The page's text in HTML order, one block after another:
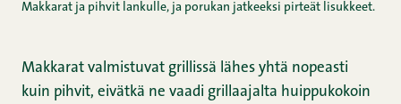
Makkarat ja pihvit lankulle, ja porukan jatkeeksi pirteät lisukkeet.
Makkarat valmistuvat grillissä lähes yhtä nopeasti
kuin pihvit, eivätkä ne vaadi grillaajalta huippukokoin